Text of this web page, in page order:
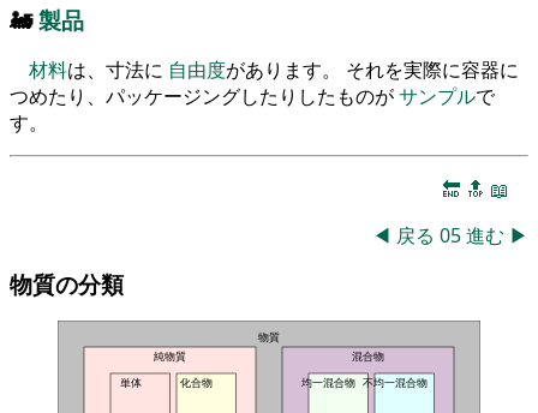
🚂製品
材料は、寸法に 自由度があります。 それを実際に容器に
つめたり、パッケージングしたりしたものがサンプルで
す。
🔚 🔝 📖
◀ 戻る 05進む ▶
物質の分類
物質
純物質
単体
化合物
混合物
均一混合物 不均一混合物